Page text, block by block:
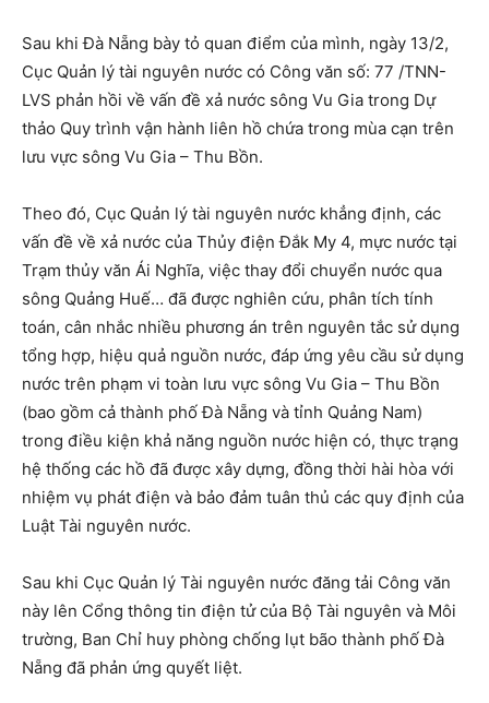
Sau khi Đà Nẵng bày tỏ quan điểm của mình, ngày 13/2,
Cục Quản lý tài nguyên nước có Công văn số: 77 /TNN-
LVS phản hồi về vấn đề xả nước sông Vu Gia trong Dự
thảo Quy trình vận hành liên hồ chứa trong mùa cạn trên
lưu vực sông Vu Gia – Thu Bồn.
Theo đó, Cục Quản lý tài nguyên nước khẳng định, các
vấn đề về xả nước của Thủy điện Đắk My 4, mực nước tại
Trạm thủy văn Ái Nghĩa, việc thay đổi chuyển nước qua
sông Quảng Huế… đã được nghiên cứu, phân tích tính
toán, cân nhắc nhiều phương án trên nguyên tắc sử dụng
tổng hợp, hiệu quả nguồn nước, đáp ứng yêu cầu sử dụng
nước trên phạm vi toàn lưu vực sông Vu Gia – Thu Bồn
(bao gồm cả thành phố Đà Nẵng và tỉnh Quảng Nam)
trong điều kiện khả năng nguồn nước hiện có, thực trạng
hệ thống các hồ đã được xây dựng, đồng thời hài hòa với
nhiệm vụ phát điện và bảo đảm tuân thủ các quy định của
Luật Tài nguyên nước.
Sau khi Cục Quản lý Tài nguyên nước đăng tải Công văn
này lên Cổng thông tin điện tử của Bộ Tài nguyên và Môi
trường, Ban Chỉ huy phòng chống lụt bão thành phố Đà
Nẵng đã phản ứng quyết liệt.